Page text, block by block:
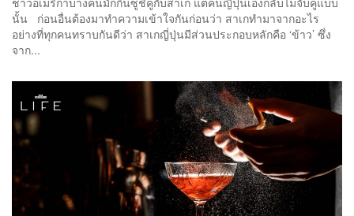
นั้น ก่อนอื่นต้องมาทำความเข้าใจกันก่อนว่า สาเกทำมาจากอะไร
อย่างที่ทุกคนทราบกันดีว่า สาเกญี่ปุ่นมีส่วนประกอบหลักคือ ‘ข้าว’ ซึ่ง
จาก...